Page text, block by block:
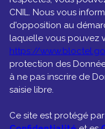
CNIL. Nous vous
d'opposition au
laquelle vous pouvez
https://
protection des
à ne pas inscrire de
saisie libre.
Ce site est protégé par
Confidentialité et es